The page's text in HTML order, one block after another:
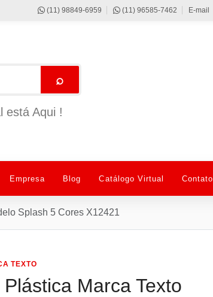
(11) 98849-6959 (11) 96585-7462 E-mail
⌕
está Aqui !
Empresa Blog Catálogo Virtual Contato
Splash 5 Cores X12421
TEXTO
Marca Texto